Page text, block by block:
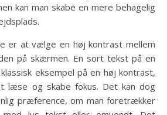
kan man skabe en mere behagelig
er at vælge en høj kontrast mellem
på skærmen. En sort tekst på en
eksempel på en høj kontrast,
læse og skabe fokus. Det kan dog
præference, om man foretrækker